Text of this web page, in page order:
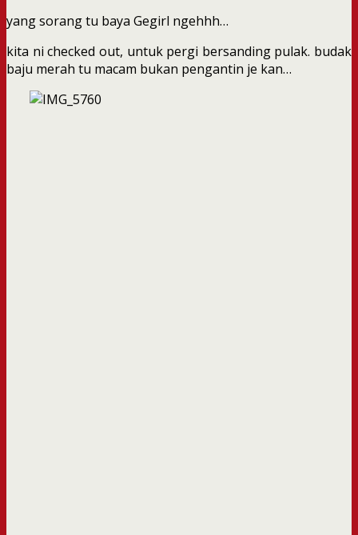
yang sorang tu baya Gegirl ngehhh…
kita ni checked out, untuk pergi bersanding pulak. budak
baju merah tu macam bukan pengantin je kan…